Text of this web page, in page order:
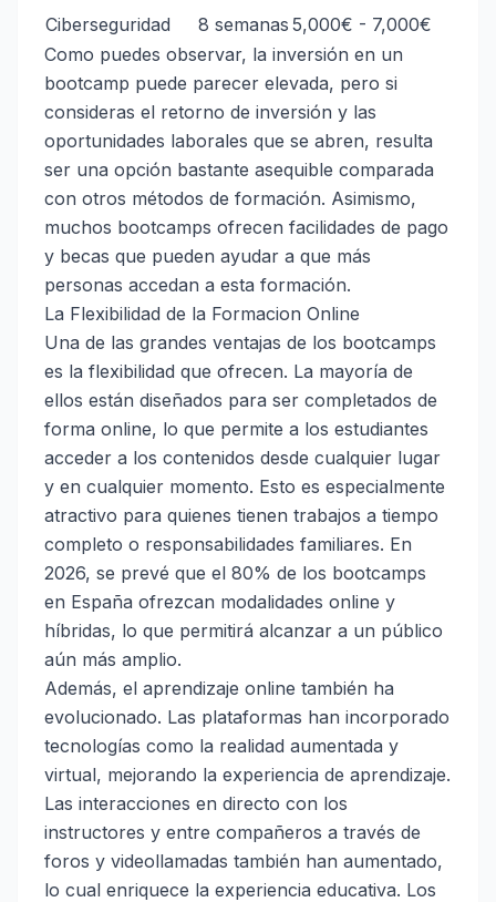
Ciberseguridad
8 semanas 5,000€ - 7,000€
Como puedes observar, la inversión en un
bootcamp puede parecer elevada, pero si
consideras el retorno de inversión y las
oportunidades laborales que se abren, resulta
ser una opción bastante asequible comparada
con otros métodos de formación. Asimismo,
muchos bootcamps ofrecen facilidades de pago
y becas que pueden ayudar a que más
personas accedan a esta formación.
La Flexibilidad de la Formacion Online
Una de las grandes ventajas de los bootcamps
es la flexibilidad que ofrecen. La mayoría de
ellos están diseñados para ser completados de
forma online, lo que permite a los estudiantes
acceder a los contenidos desde cualquier lugar
y en cualquier momento. Esto es especialmente
atractivo para quienes tienen trabajos a tiempo
completo o responsabilidades familiares. En
2026, se prevé que el 80% de los bootcamps
en España ofrezcan modalidades online y
híbridas, lo que permitirá alcanzar a un público
aún más amplio.
Además, el aprendizaje online también ha
evolucionado. Las plataformas han incorporado
tecnologías como la realidad aumentada y
virtual, mejorando la experiencia de aprendizaje.
Las interacciones en directo con los
instructores y entre compañeros a través de
foros y videollamadas también han aumentado,
lo cual enriquece la experiencia educativa. Los